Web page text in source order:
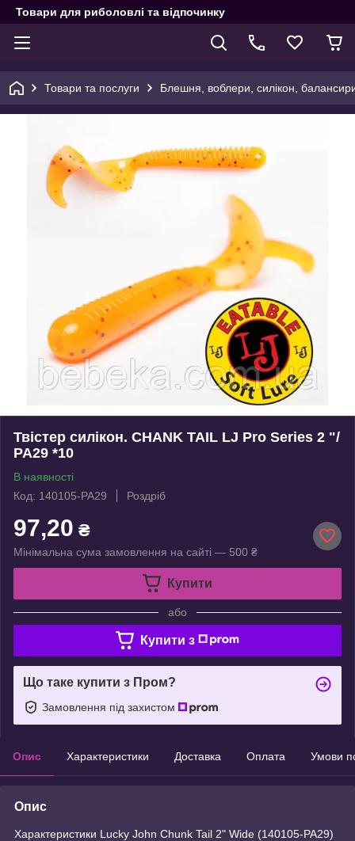
Товари для риболовлі та відпочинку
Товари та послуги Блешня, воблери, силікон,
Твістер силікон. CHANK TAIL LJ Pro Series 2 "/
PA29 *10
В наявності
Код: 140105-PA29
Роздріб
97,20 ₴
Мінімальна сума замовлення на сайті — 500 ₴
Купити
або
Купити з
Що таке купити з Пром?
Замовлення під захистом
Опис Характеристики Доставка Оплата Умови
Опис
Характеристики Lucky John Chunk Tail 2" Wide (140105-PA29)